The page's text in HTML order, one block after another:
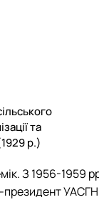
та
р.)
З 1956-1959
президент